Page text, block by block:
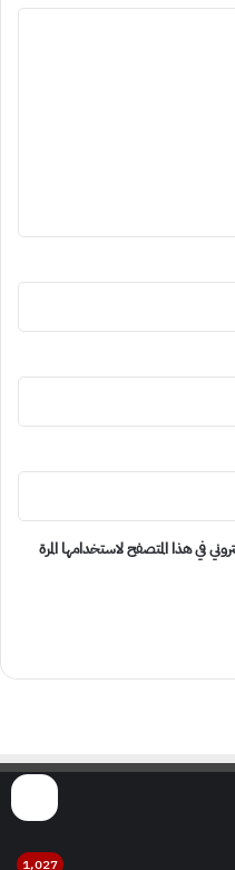
في هذا المتصفح لاستخدامها المرة
1٬027